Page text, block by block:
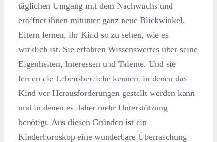
täglichen Umgang mit dem Nachwuchs und
eröffnet ihnen mitunter ganz neue Blickwinkel.
Eltern lernen, ihr Kind so zu sehen, wie es
wirklich ist. Sie erfahren Wissenswertes über seine
Eigenheiten, Interessen und Talente. Und sie
lernen die Lebensbereiche kennen, in denen das
Kind vor Herausforderungen gestellt werden kann
und in denen es daher mehr Unterstützung
benötigt. Aus diesen Gründen ist ein
Kinderhoroskop eine wunderbare Überraschung